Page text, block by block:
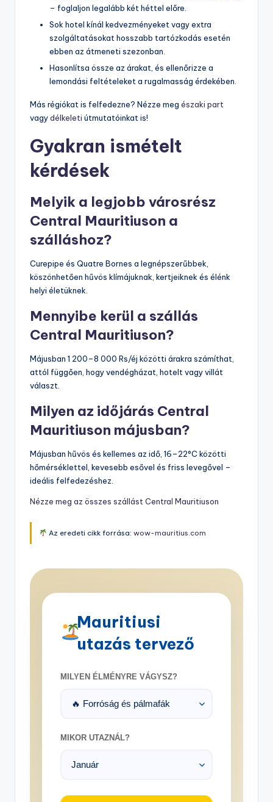
– foglaljon legalább két héttel előre.
Sok hotel kínál kedvezményeket vagy extra
szolgáltatásokat hosszabb tartózkodás esetén
ebben az átmeneti szezonban.
Hasonlítsa össze az árakat, és ellenőrizze a
lemondási feltételeket a rugalmasság érdekében.
Más régiókat is felfedezne? Nézze meg északi part
vagydélkeleti útmutatóinkat is!
Gyakran ismételt
kérdések
Melyik a legjobb városrész
Central Mauritiuson a
szálláshoz?
Curepipe és Quatre Bornes a legnépszerűbbek,
köszönhetően hűvös klímájuknak, kertjeiknek és élénk
helyi életüknek.
Mennyibe kerül a szállás
Central Mauritiuson?
Májusban 1 200–8 000 Rs/éj közötti árakra számíthat,
attól függően, hogy vendégházat, hotelt vagy villát
választ.
Milyen az időjárás Central
Mauritiuson májusban?
Májusban hűvös és kellemes az idő, 16–22°C közötti
hőmérséklettel, kevesebb esővel és friss levegővel –
ideális felfedezéshez.
Nézze meg az összes szállást Central Mauritiuson
Az eredeti cikk forrása:wow-mauritius.com
Mauritiusi
utazás tervező
MILYEN ÉLMÉNYRE VÁGYSZ?
MIKOR UTAZNÁL?